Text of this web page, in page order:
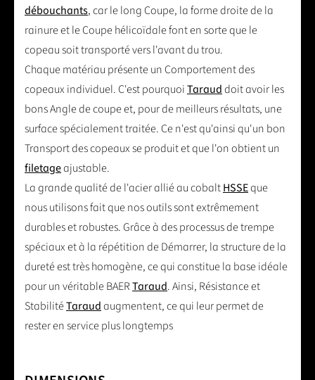
débouchants, car le long Coupe, la forme droite de la
rainure et le Coupe hélicoïdale font en sorte que le
copeau soit transporté vers l'avant du trou.
Chaque matériau présente un Comportement des
copeaux individuel. C'est pourquoiTarauddoit avoir les
bons Angle de coupe et, pour de meilleurs résultats, une
surface spécialement traitée. Ce n'est qu'ainsi qu'un bon
Transport des copeaux se produit et que l'on obtient un
filetageajustable.
La grande qualité de l'acier allié au cobaltHSSEque
nous utilisons fait que nos outils sont extrêmement
durables et robustes. Grâce à des processus de trempe
spéciaux et à la répétition de Démarrer, la structure de la
dureté est très homogène, ce qui constitue la base idéale
pour un véritable BAERTaraud. Ainsi, Résistance et
StabilitéTaraudaugmentent, ce qui leur permet de
rester en service plus longtemps